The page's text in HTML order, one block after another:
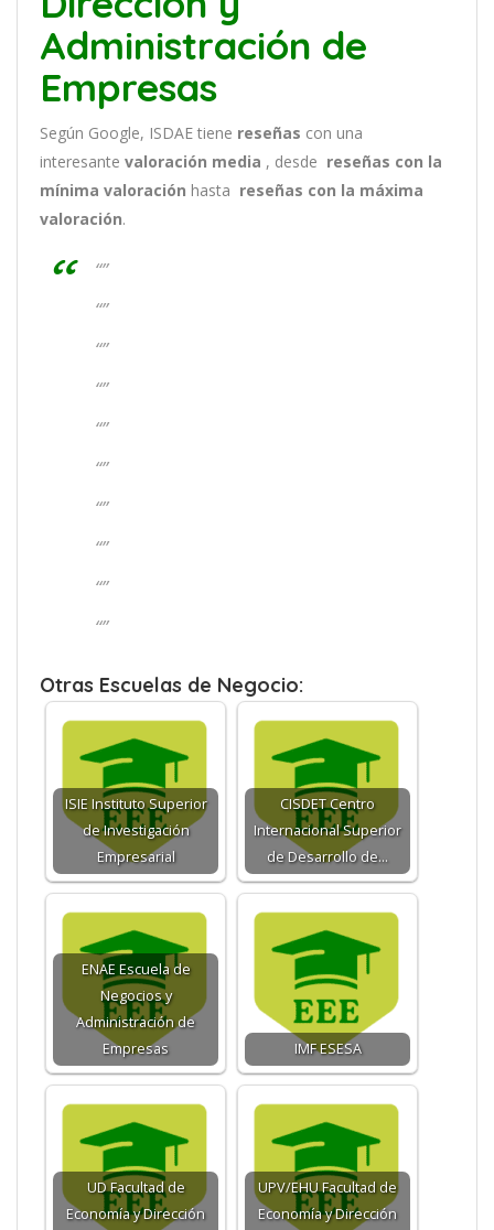
Administración de
Empresas
Según Google, ISDAE tiene reseñas con una
interesante valoración media , desde reseñas con la
mínima valoración hasta reseñas con la máxima
valoración.
“”
“”
“”
“”
“”
“”
“”
“”
“”
“”
Otras Escuelas de Negocio:
ISIE Instituto Superior
de Investigación
Empresarial
CISDET Centro
Internacional Superior
de Desarrollo de…
ENAE Escuela de
Negocios y
Administración de
Empresas
IMF ESESA
UD Facultad de
Economía y Dirección
UPV/EHU Facultad de
Economía y Dirección